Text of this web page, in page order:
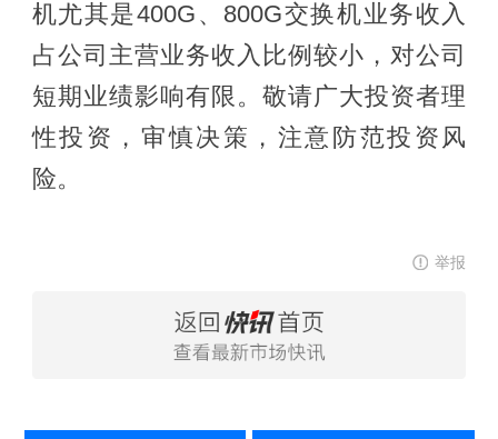
机尤其是400G、800G交换机业务收入
占公司主营业务收入比例较小，对公司
短期业绩影响有限。敬请广大投资者理
性投资，审慎决策，注意防范投资风
险。
举报